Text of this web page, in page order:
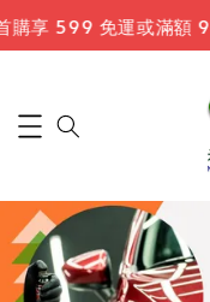
599 免運或滿額 9 折